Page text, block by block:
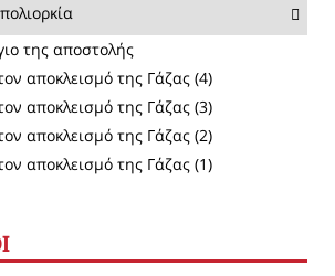
της αποστολής
αποκλεισμό της Γάζας (4)
αποκλεισμό της Γάζας (3)
αποκλεισμό της Γάζας (2)
αποκλεισμό της Γάζας (1)